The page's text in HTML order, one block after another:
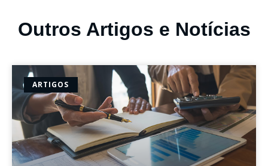
Outros Artigos e Notícias
ARTIGOS